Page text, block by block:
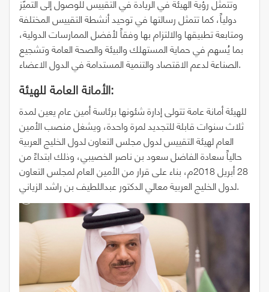
دولياً، كما تتمثل رسالتها في توحيد أنشطة التقييس المختلفة
ومتابعة تطبيقها والالتزام بها وفقاً لأفضل الممارسات الدولية،
بما يُسهم في حماية المستهلك والبيئة والصحة العامة وتشجيع
الصناعة لدعم الاقتصاد والتنمية المستدامة في الدول الاعضاء.
الأمانة العامة للهيئة:
للهيئة أمانة عامة تتولى إدارة شئونها برئاسة أمين عام يعين لمدة
ثلاث سنوات قابلة للتجديد لمرة واحدة، ويشغل منصب الأمين
العام لهيئة التقييس لدول مجلس التعاون لدول الخليج العربية
حالياً سعادة الفاضل سعود بن ناصر الخصيبي، وذلك ابتداءً من
28 أبريل 2018م، بناء على قرار من الأمين العام لمجلس التعاون
لدول الخليج العربية معالي الدكتور عبداللطيف بن راشد الزياني.